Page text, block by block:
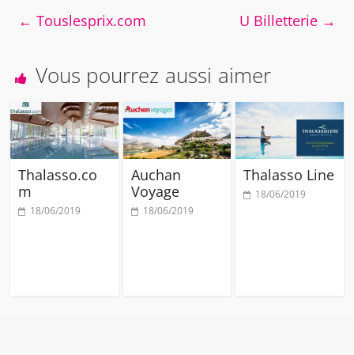
← Touslesprix.com U Billetterie →
Vous pourrez aussi aimer
Thalasso.co
m
18/06/2019
Auchan
Voyage
18/06/2019
Thalasso Line
18/06/2019